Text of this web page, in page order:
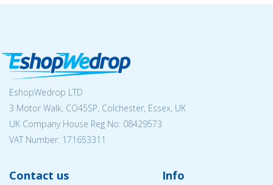
EshopWedrop LTD
3 Motor Walk, CO45SP, Colchester, Essex, UK
UK Company House Reg No: 08429573
VAT Number: 171653311
Contact us Info